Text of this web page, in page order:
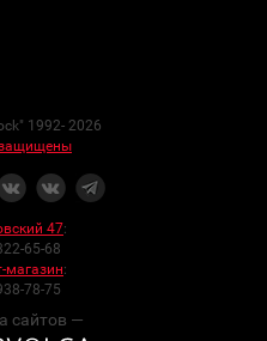
1992- 2026
47:
65-68
магазин:
78-75
сайтов —